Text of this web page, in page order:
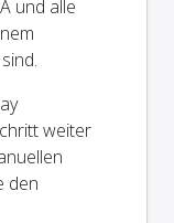
und alle
weiter
den